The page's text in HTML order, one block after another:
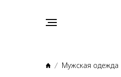
Мужская одежда